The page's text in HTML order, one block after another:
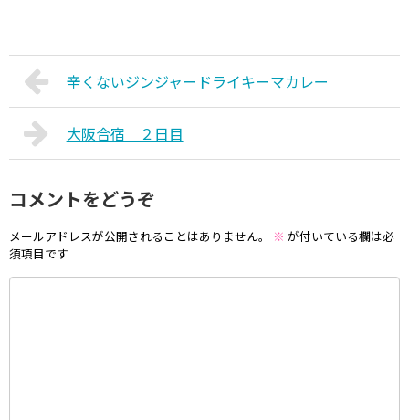
辛くないジンジャードライキーマカレー
大阪合宿 ２日目
コメントをどうぞ
メールアドレスが公開されることはありません。 ※ が付いている欄は必
須項目です